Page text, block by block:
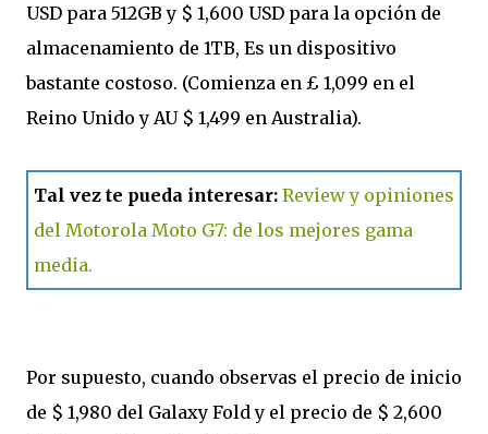
USD para 512GB y $ 1,600 USD para la opción de
almacenamiento de 1TB, Es un dispositivo
bastante costoso. (Comienza en £ 1,099 en el
Reino Unido y AU $ 1,499 en Australia).
Tal vez te pueda interesar: Review y opiniones
del Motorola Moto G7: de los mejores gama
media.
Por supuesto, cuando observas el precio de inicio
de $ 1,980 del Galaxy Fold y el precio de $ 2,600